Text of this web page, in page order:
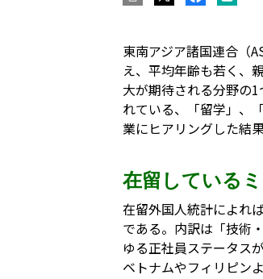
東南アジア諸国連合（
え、平均年齢も若く、
大が期待される分野の
れている、「留学」、
業にヒアリングした結
在留している
在留外国人統計によれ
である。内訳は「技術
ゆる正社員ステータス
ベトナムやフィリピン